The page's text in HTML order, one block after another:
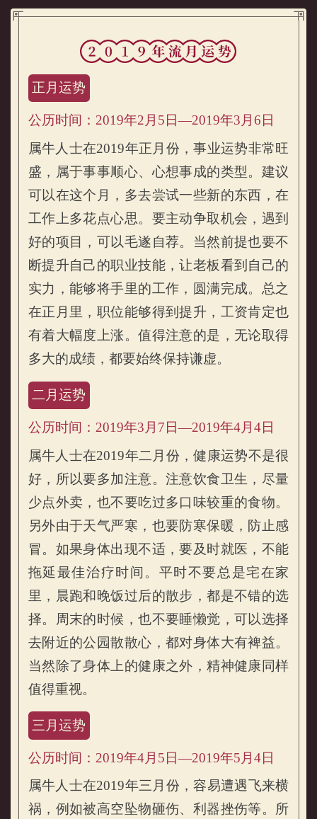
属牛的人2019年流月运势
正月运势
公历时间：2019年2月5日—2019年3月6日
属牛人士在2019年正月份，事业运势非常旺
盛，属于事事顺心、心想事成的类型。建议
可以在这个月，多去尝试一些新的东西，在
工作上多花点心思。要主动争取机会，遇到
好的项目，可以毛遂自荐。当然前提也要不
断提升自己的职业技能，让老板看到自己的
实力，能够将手里的工作，圆满完成。总之
在正月里，职位能够得到提升，工资肯定也
有着大幅度上涨。值得注意的是，无论取得
多大的成绩，都要始终保持谦虚。
二月运势
公历时间：2019年3月7日—2019年4月4日
属牛人士在2019年二月份，健康运势不是很
好，所以要多加注意。注意饮食卫生，尽量
少点外卖，也不要吃过多口味较重的食物。
另外由于天气严寒，也要防寒保暖，防止感
冒。如果身体出现不适，要及时就医，不能
拖延最佳治疗时间。平时不要总是宅在家
里，晨跑和晚饭过后的散步，都是不错的选
择。周末的时候，也不要睡懒觉，可以选择
去附近的公园散散心，都对身体大有裨益。
当然除了身体上的健康之外，精神健康同样
值得重视。
三月运势
公历时间：2019年4月5日—2019年5月4日
属牛人士在2019年三月份，容易遭遇飞来横
祸，例如被高空坠物砸伤、利器挫伤等。所